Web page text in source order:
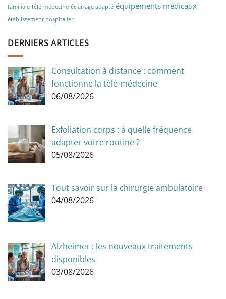
familiale télé-médecine éclairage adapté équipements médicaux
établissement hospitalier
DERNIERS ARTICLES
Consultation à distance : comment
fonctionne la télé-médecine
06/08/2026
Exfoliation corps : à quelle fréquence
adapter votre routine ?
05/08/2026
Tout savoir sur la chirurgie ambulatoire
04/08/2026
Alzheimer : les nouveaux traitements
disponibles
03/08/2026